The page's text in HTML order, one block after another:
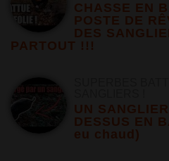
CHASSE EN
POSTE DE
DES
PARTOUT !!!
UN
DESSUS EN
eu chaud)